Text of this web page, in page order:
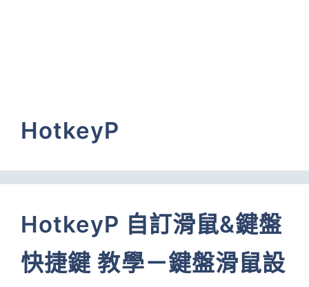
HotkeyP
HotkeyP 自訂滑鼠&鍵盤
快捷鍵 教學－鍵盤滑鼠設